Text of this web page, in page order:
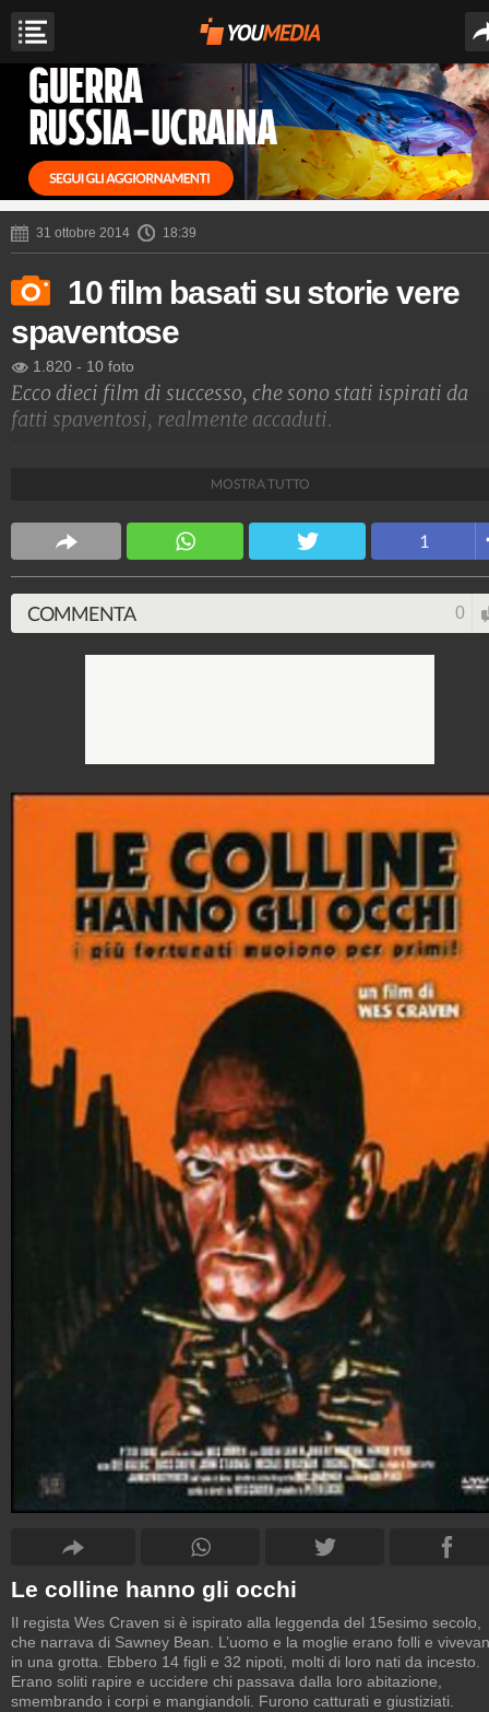
31 ottobre 2014 18:39
10 film basati su storie vere
spaventose
1.820 - 10 foto
Ecco dieci film di successo, che sono stati ispirati da
fatti spaventosi, realmente accaduti.
9.453 video-76.076 foto
MOSTRA TUTTO
1
COMMENTA 0
Le colline hanno gli occhi
Il regista Wes Craven si è ispirato alla leggenda del 15esimo secolo,
che narrava di Sawney Bean. L’uomo e la moglie erano folli e
in una grotta. Ebbero 14 figli e 32 nipoti, molti di loro nati da incesto.
Erano soliti rapire e uccidere chi passava dalla loro abitazione,
smembrando i corpi e mangiandoli. Furono catturati e giustiziati.